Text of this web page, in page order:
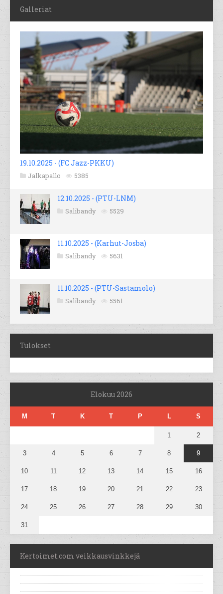
Galleriat
19.10.2025 - (FC Jazz-PKKU)
Jalkapallo 5385
12.10.2025 - (PTU-LNM)
Salibandy 5529
11.10.2025 - (Karhut-Josba)
Salibandy 5631
11.10.2025 - (PTU-Sastamolo)
Salibandy 5561
Tulokset
Elokuu 2026
M T K T P L S
1 2
3 4 5 6 7 8 9
10 11 12 13 14 15 16
17 18 19 20 21 22 23
24 25 26 27 28 29 30
31
Kertoimet.com veikkausvinkkejä